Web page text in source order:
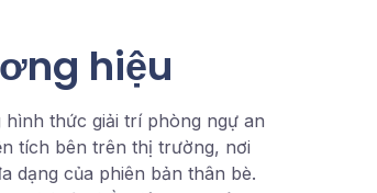
hiệu
thức giải trí phòng ngự an
tích bên trên thị trường, nơi
dạng của phiên bản thân bè.